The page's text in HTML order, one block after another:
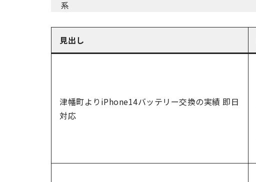
系
見出し
津幡町よりiPhone14バッテリー交換の実績 即日
対応